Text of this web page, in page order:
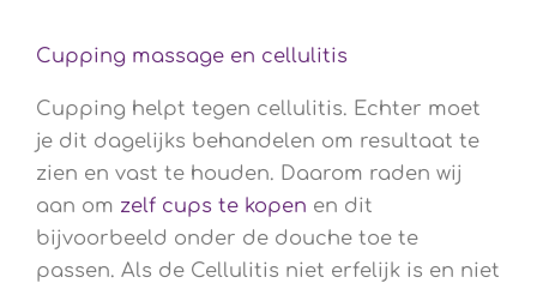
Cupping massage en cellulitis
Cupping helpt tegen cellulitis. Echter moet
je dit dagelijks behandelen om resultaat te
zien en vast te houden. Daarom raden wij
aan om zelf cups te kopen en dit
bijvoorbeeld onder de douche toe te
passen. Als de Cellulitis niet erfelijk is en niet